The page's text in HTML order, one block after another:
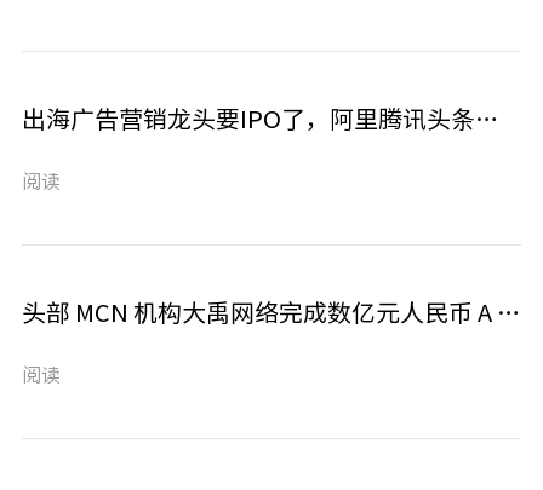
出海广告营销龙头要IPO了，阿里腾讯头条都是它的客户
阅读
头部 MCN 机构大禹网络完成数亿元人民币 A 轮融资，向品牌多元化经营之路迈进
阅读